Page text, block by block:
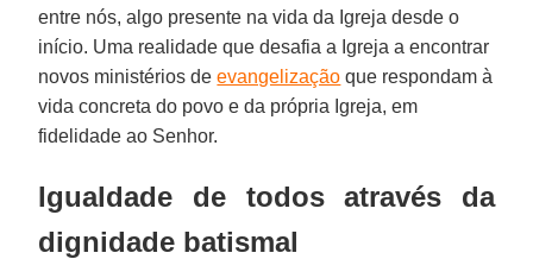
entre nós, algo presente na vida da Igreja desde o
início. Uma realidade que desafia a Igreja a encontrar
novos ministérios deevangelização que respondam à
vida concreta do povo e da própria Igreja, em
fidelidade ao Senhor.
Igualdade de todos através da
dignidade batismal